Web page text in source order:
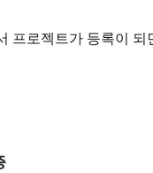
프로젝트가 등록이